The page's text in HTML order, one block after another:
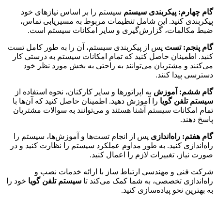
گام چهارم: پیکربندی سیستم سیستم را بر اساس نیازهای خود
پیکربندی کنید. این شامل تنظیمات مربوط به مسیریابی تماس،
ضبط مکالمات، گزارش‌گیری و سایر امکانات سیستم است.
گام پنجم: تست پس از پیکربندی سیستم، آن را به طور کامل تست
کنید. اطمینان حاصل کنید که تمام امکانات سیستم به درستی کار
می‌کنند و مشتریان می‌توانند به راحتی به بخش مورد نظر خود
دسترسی پیدا کنند.
گام ششم: آموزش به اپراتورها و سایر کارکنان، نحوه استفاده از
سیستم تلفن گویا را آموزش دهید. اطمینان حاصل کنید که آن‌ها با
تمام امکانات سیستم آشنا هستند و می‌توانند به سوالات مشتریان
پاسخ دهند.
گام هفتم: راه‌اندازی پس از انجام تست‌ها و آموزش‌ها، سیستم را
راه‌اندازی کنید. به طور مداوم عملکرد سیستم را نظارت کنید و در
صورت نیاز، تغییرات لازم را اعمال کنید.
شرکت فنی و مهندسی ارتباط ساز با ارائه خدمات نصب و
راه‌اندازی تخصصی، به شما کمک می‌کند تا سیستم تلفن گویا خود را
به بهترین نحو پیاده‌سازی کنید.